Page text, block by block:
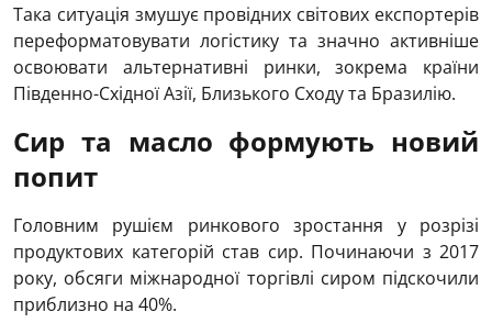
Така ситуація змушує провідних світових експортерів
переформатовувати логістику та значно активніше
освоювати альтернативні ринки, зокрема країни
Південно-Східної Азії, Близького Сходу та Бразилію.
Сир та масло формують новий
попит
Головним рушієм ринкового зростання у розрізі
продуктових категорій став сир. Починаючи з 2017
року, обсяги міжнародної торгівлі сиром підскочили
приблизно на 40%.